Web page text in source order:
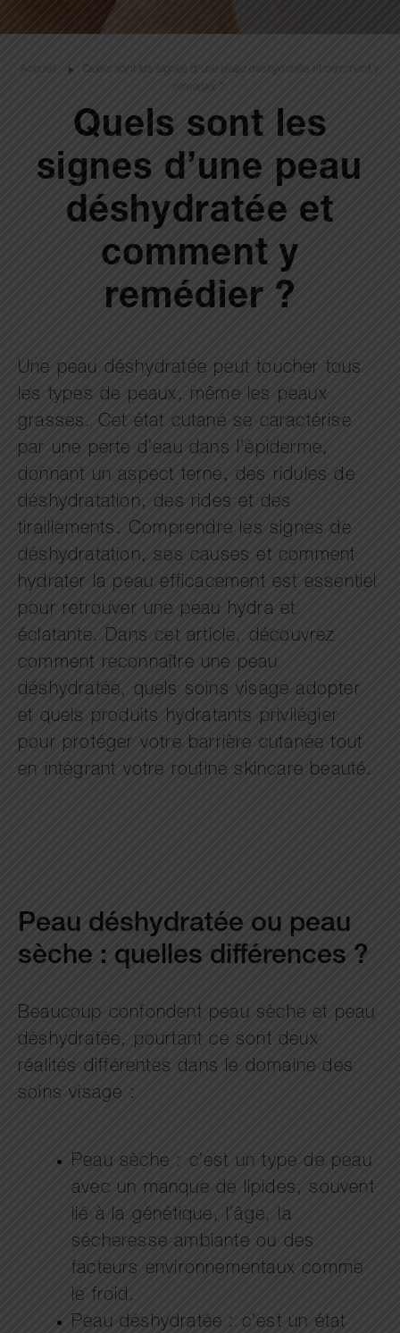
Accueil
Quels sont les signes d’une peau déshydratée et comment y
remédier ?
Quels sont les
signes d’une peau
déshydratée et
comment y
remédier ?
Une peau déshydratée peut toucher tous
les types de peaux, même les peaux
grasses. Cet état cutané se caractérise
par une perte d’eau dans l’épiderme,
donnant un aspect terne, des ridules de
déshydratation, des rides et des
tiraillements. Comprendre les signes de
déshydratation, ses causes et comment
hydrater la peau efficacement est essentiel
pour retrouver une peau hydra et
éclatante. Dans cet article, découvrez
comment reconnaître une peau
déshydratée, quels soins visage adopter
et quels produits hydratants privilégier
pour protéger votre barrière cutanée tout
en intégrant votre routine skincare beauté.
Peau déshydratée ou peau
sèche : quelles différences ?
Beaucoup confondent peau sèche et peau
déshydratée, pourtant ce sont deux
réalités différentes dans le domaine des
soins visage :
Peau sèche : c’est un type de peau
avec un manque de lipides, souvent
lié à la génétique, l’âge, la
sécheresse ambiante ou des
facteurs environnementaux comme
le froid.
Peau déshydratée : c’est un état